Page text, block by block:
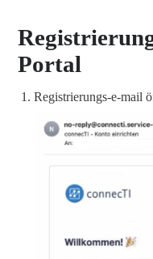
Portal
Registrierungs-e-mail